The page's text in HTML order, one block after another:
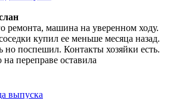
ремонта, машина на уверенном ходу.
купил ее меньше месяца назад.
но поспешил. Контакты хозяйки есть.
переправе оставила